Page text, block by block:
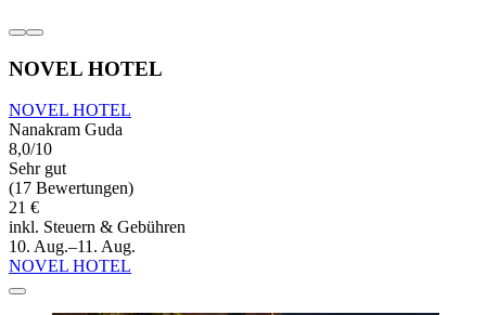
NOVEL HOTEL
NOVEL HOTEL
Nanakram Guda
8,0/10
Sehr gut
(17 Bewertungen)
21 €
inkl. Steuern & Gebühren
10. Aug.–11. Aug.
NOVEL HOTEL